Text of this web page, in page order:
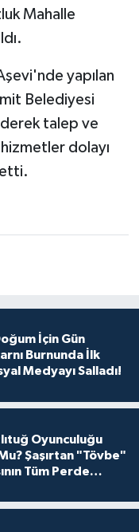
Mahalle
yapılan
Belediyesi
talep ve
dolayı
İçin Gün
Burnunda İlk
Medyayı Salladı!
Oyunculuğu
Şaşırtan "Tövbe"
Tüm Perde